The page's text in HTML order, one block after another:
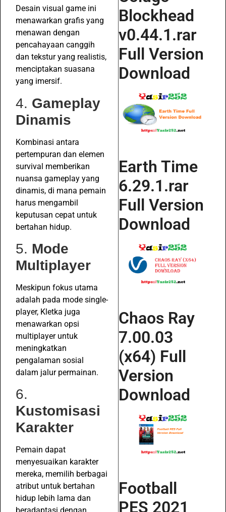
Desain visual game ini
menawarkan grafis yang
menawan dengan
pencahayaan canggih
dan tekstur yang realistis,
menciptakan suasana
yang imersif.
4. Gameplay
Dinamis
Kombinasi antara
pertempuran dan elemen
survival memberikan
nuansa gameplay yang
dinamis, di mana pemain
harus mengambil
keputusan cepat untuk
bertahan hidup.
5. Mode
Multiplayer
Meskipun fokus utama
adalah pada mode single-
player, Kletka juga
menawarkan opsi
multiplayer untuk
meningkatkan
pengalaman sosial
dalam jalur permainan.
6.
Kustomisasi
Karakter
Pemain dapat
menyesuaikan karakter
mereka, memilih berbagai
atribut untuk bertahan
hidup lebih lama dan
Blockhead
v0.44.1.rar
Full Version
Download
Earth Time
6.29.1.rar
Full Version
Download
Chaos Ray
7.00.03
(x64) Full
Version
Download
Football
PES 2021